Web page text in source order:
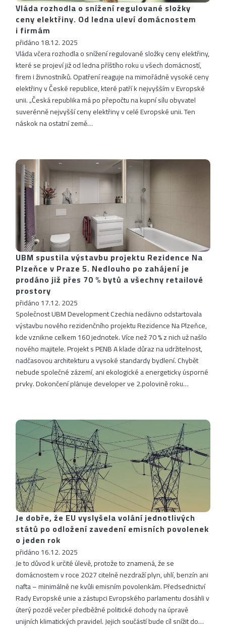
Vláda rozhodla o snížení regulované složky
ceny elektřiny. Od ledna uleví domácnostem
i firmám
přidáno 18.12. 2025
Vláda včera rozhodla o snížení regulované složky ceny elektřiny,
které se projeví již od ledna příštího roku u všech domácností,
firem i živnostníků. Opatření reaguje na mimořádně vysoké ceny
elektřiny v České republice, které patří k nejvyšším v Evropské
unii. „Česká republika má po přepočtu na kupní sílu obyvatel
suverénně nejvyšší ceny elektřiny v celé Evropské unii. Ten
náskok na ostatní země…
UBM spustila výstavbu projektu Rezidence Na
Plzeňce v Praze 5. Nedlouho po zahájení je
prodáno již přes 70 % bytů a všechny retailové
prostory
přidáno 17.12. 2025
Společnost UBM Development Czechia nedávno odstartovala
výstavbu nového rezidenčního projektu Rezidence Na Plzeňce,
kde vznikne celkem 160 jednotek. Více než 70 % z nich už našlo
nového majitele. Projekt s PENB A klade důraz na udržitelnost,
nadčasovou architekturu a vysoké standardy bydlení. Chybět
nebude společné zázemí, ani ekologické a energeticky úsporné
prvky. Dokončení plánuje developer ve 2.polovině roku…
Je dobře, že EU vyslyšela volání jednotlivých
států po odložení zavedení emisních povolenek
o jeden rok
přidáno 16.12. 2025
Je to důvod k určité úlevě, protože to znamená, že se
domácnostem v roce 2027 citelně nezdraží plyn, uhlí, benzín ani
nafta – minimálně ne kvůli emisním povolenkám. Předsednictví
Rady Evropské unie a zástupci Evropského parlamentu dosáhli v
úterý pozdě večer předběžné politické dohody na úpravě
unijních klimatických pravidel. Jejich součástí bude cíl snížit do…